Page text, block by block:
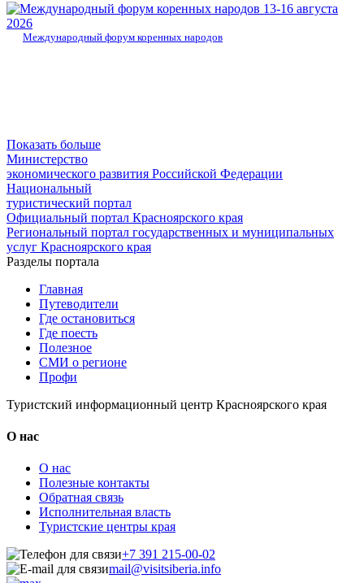
13-16 августа
2026
Международный форум коренных народов
Показать больше
Министерство
экономического развития Российской Федерации
Национальный
туристический портал
Официальный портал Красноярского края
Региональный портал государственных и муниципальных
услуг Красноярского края
Разделы портала
Главная
Путеводители
Где остановиться
Где поесть
Полезное
СМИ о регионе
Профи
Туристский информационный центр Красноярского края
О нас
О нас
Полезные контакты
Обратная связь
Исполнительная власть
Туристские центры края
+7 391 215-00-02
mail@visitsiberia.info